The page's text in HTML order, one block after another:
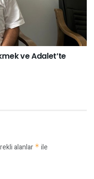
ve Adalet’te
alanlar * ile